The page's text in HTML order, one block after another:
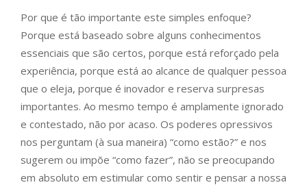
Por que é tão importante este simples enfoque?
Porque está baseado sobre alguns conhecimentos
essenciais que são certos, porque está reforçado pela
experiência, porque está ao alcance de qualquer pessoa
que o eleja, porque é inovador e reserva surpresas
importantes. Ao mesmo tempo é amplamente ignorado
e contestado, não por acaso. Os poderes opressivos
nos perguntam (à sua maneira) “como estão?” e nos
sugerem ou impõe “como fazer”, não se preocupando
em absoluto em estimular como sentir e pensar a nossa